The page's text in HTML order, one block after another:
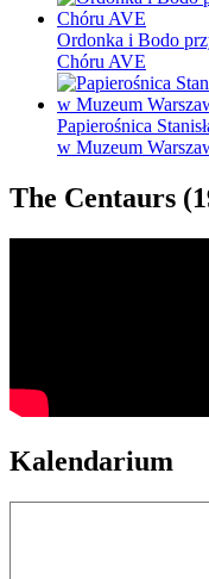
Ordonka i Bodo
Chóru AVE
Papierośnica
w Muzeum
The Centaurs
Kalendarium